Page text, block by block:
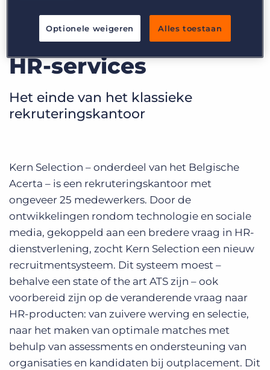
Acerta - Kern
Selection: Integrale
HR-services
Het einde van het klassieke
rekruteringskantoor
Kern Selection – onderdeel van het Belgische
Acerta – is een rekruteringskantoor met
ongeveer 25 medewerkers. Door de
ontwikkelingen rondom technologie en sociale
media, gekoppeld aan een bredere vraag in HR-
dienstverlening, zocht Kern Selection een nieuw
recruitmentsysteem. Dit systeem moest –
behalve een state of the art ATS zijn – ook
voorbereid zijn op de veranderende vraag naar
HR-producten: van zuivere werving en selectie,
naar het maken van optimale matches met
behulp van assessments en ondersteuning van
organisaties en kandidaten bij outplacement. Dit
Optionele weigeren Alles toestaan